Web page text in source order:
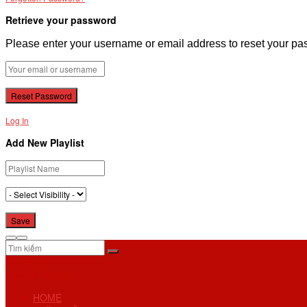
Retrieve your password
Please enter your username or email address to reset your
Log In
Add New Playlist
HOME